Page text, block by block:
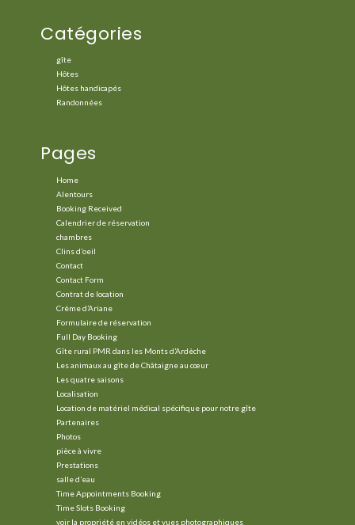
Catégories
gîte
Hôtes
Hôtes handicapés
Randonnées
Pages
Home
Alentours
Booking Received
Calendrier de réservation
chambres
Clins d’oeil
Contact
Contact Form
Contrat de location
Crème d’Ariane
Formulaire de réservation
Full Day Booking
Gîte rural PMR dans les Monts d’Ardèche
Les animaux au gîte de Châtaigne au cœur
Les quatre saisons
Localisation
Location de matériel médical spécifique pour notre gîte
Partenaires
Photos
pièce à vivre
Prestations
salle d’eau
Time Appointments Booking
Time Slots Booking
voir la propriété en vidéos et vues photographiques